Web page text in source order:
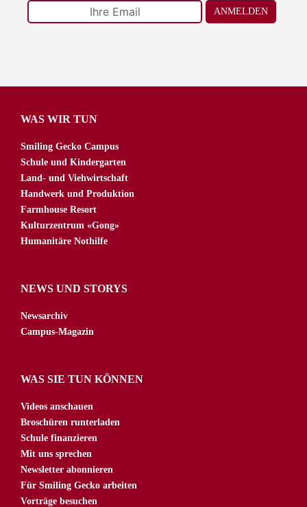
ANMELDEN
WAS WIR TUN
Smiling Gecko Campus
Schule und Kindergarten
Land- und Viehwirtschaft
Handwerk und Produktion
Farmhouse Resort
Kulturzentrum «Gong»
Humanitäre Nothilfe
NEWS UND STORYS
Newsarchiv
Campus-Magazin
WAS SIE TUN KÖNNEN
Videos anschauen
Broschüren runterladen
Schule finanzieren
Mit uns sprechen
Newsletter abonnieren
Für Smiling Gecko arbeiten
Vorträge besuchen